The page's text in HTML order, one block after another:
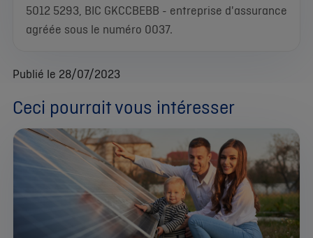
5012 5293, BIC GKCCBEBB - entreprise d'assurance
agréée sous le numéro 0037.
Publié le 28/07/2023
Ceci pourrait vous intéresser